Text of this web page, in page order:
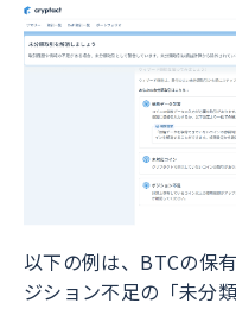
以下の例は、BTCの保
ジション不足の「未分